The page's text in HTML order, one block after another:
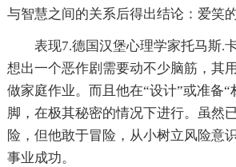
与智慧之间的关系后得出结论：爱笑
表现7.德国汉堡心理学家托马斯.
想出一个恶作剧需要动不少脑筋，其
做家庭作业。而且他在“设计”或准备“
脚，在极其秘密的情况下进行。虽然
险，但他敢于冒险，从小树立风险意
事业成功。